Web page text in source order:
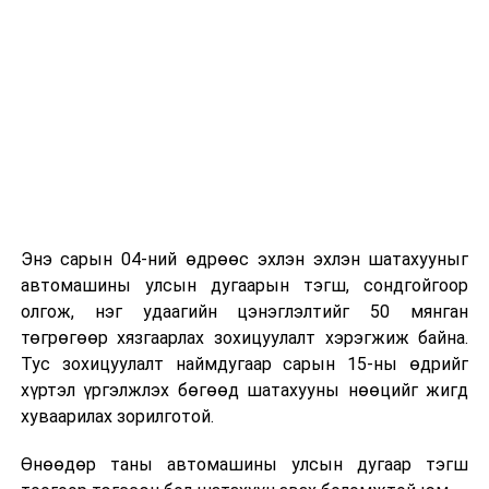
Энэ сарын 04-ний өдрөөс эхлэн эхлэн шатахууныг
автомашины улсын дугаарын тэгш, сондгойгоор
олгож, нэг удаагийн цэнэглэлтийг 50 мянган
төгрөгөөр хязгаарлах зохицуулалт хэрэгжиж байна.
Тус зохицуулалт наймдугаар сарын 15-ны өдрийг
хүртэл үргэлжлэх бөгөөд шатахууны нөөцийг жигд
хуваарилах зорилготой.
Өнөөдөр таны автомашины улсын дугаар тэгш